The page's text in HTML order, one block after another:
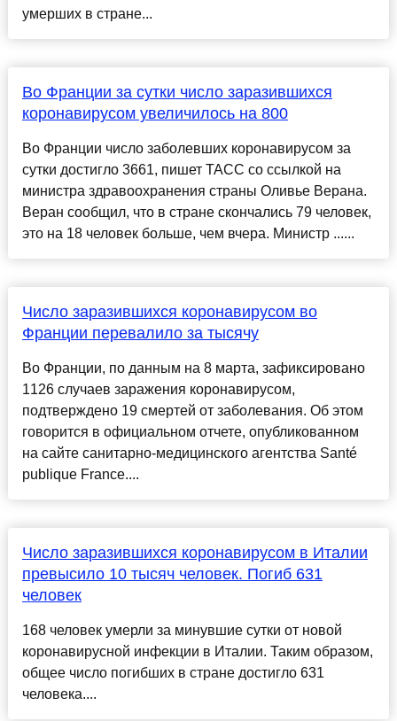
умерших в стране...
Во Франции за сутки число заразившихся
коронавирусом увеличилось на 800
Во Франции число заболевших коронавирусом за
сутки достигло 3661, пишет ТАСС со ссылкой на
министра здравоохранения страны Оливье Верана.
Веран сообщил, что в стране скончались 79 человек,
это на 18 человек больше, чем вчера. Министр ......
Число заразившихся коронавирусом во
Франции перевалило за тысячу
Во Франции, по данным на 8 марта, зафиксировано
1126 случаев заражения коронавирусом,
подтверждено 19 смертей от заболевания. Об этом
говорится в официальном отчете, опубликованном
на сайте санитарно-медицинского агентства Santé
publique France....
Число заразившихся коронавирусом в Италии
превысило 10 тысяч человек. Погиб 631
человек
168 человек умерли за минувшие сутки от новой
коронавирусной инфекции в Италии. Таким образом,
общее число погибших в стране достигло 631
человека....